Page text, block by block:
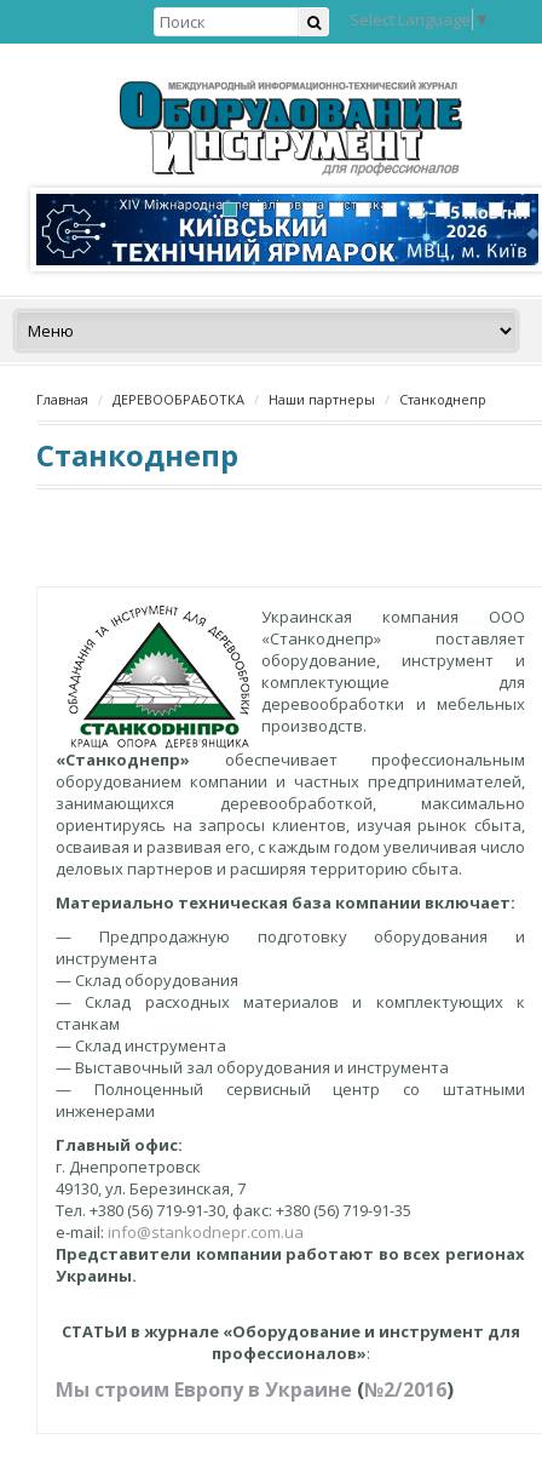
Select Language ▼
Главная ДЕРЕВООБРАБОТКА Наши партнеры Станкоднепр
Станкоднепр
Украинская компания ООО
«Станкоднепр» поставляет
оборудование, инструмент и
комплектующие для
деревообработки и мебельных
производств.
«Станкоднепр» обеспечивает профессиональным
оборудованием компании и частных предпринимателей,
занимающихся деревообработкой, максимально
ориентируясь на запросы клиентов, изучая рынок сбыта,
осваивая и развивая его, с каждым годом увеличивая число
деловых партнеров и расширяя территорию сбыта.
Материально техническая база компании включает:
— Предпродажную подготовку оборудования и
инструмента
— Склад оборудования
— Склад расходных материалов и комплектующих к
станкам
— Склад инструмента
— Выставочный зал оборудования и инструмента
— Полноценный сервисный центр со штатными
инженерами
Главный офис:
г. Днепропетровск
49130, ул. Березинская, 7
Тел. +380 (56) 719-91-30, факс: +380 (56) 719-91-35
e-mail: info@stankodnepr.com.ua
Представители компании работают во всех регионах
Украины.
СТАТЬИ в журнале «Оборудование и инструмент для
профессионалов»:
Мы строим Европу в Украине (№2/2016)